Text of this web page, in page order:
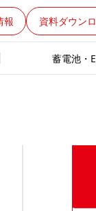
報 資料ダウン
蓄電池・